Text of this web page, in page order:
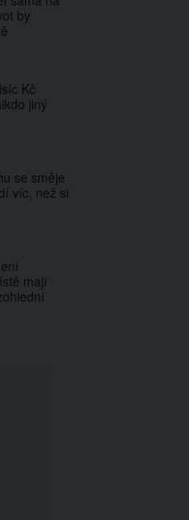
by
Kč
jiný
se směje
víc, než si
mají